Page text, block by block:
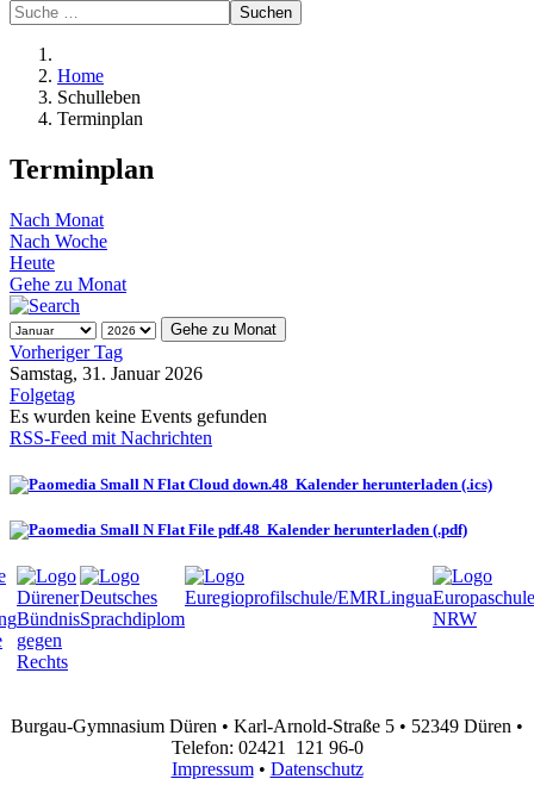
Suchen
Home
Schulleben
Terminplan
Terminplan
Nach Monat
Nach Woche
Heute
Gehe zu Monat
Gehe zu Monat
Vorheriger Tag
Samstag, 31. Januar 2026
Folgetag
Es wurden keine Events gefunden
RSS-Feed mit Nachrichten
Kalender herunterladen (.ics)
Kalender herunterladen (.pdf)
Burgau-Gymnasium Düren • Karl-Arnold-Straße 5 • 52349 Düren •
Telefon: 02421 121 96-0
Impressum• Datenschutz